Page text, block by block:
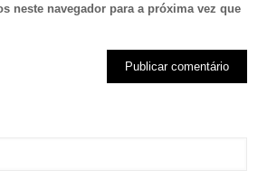
neste navegador para a próxima vez que